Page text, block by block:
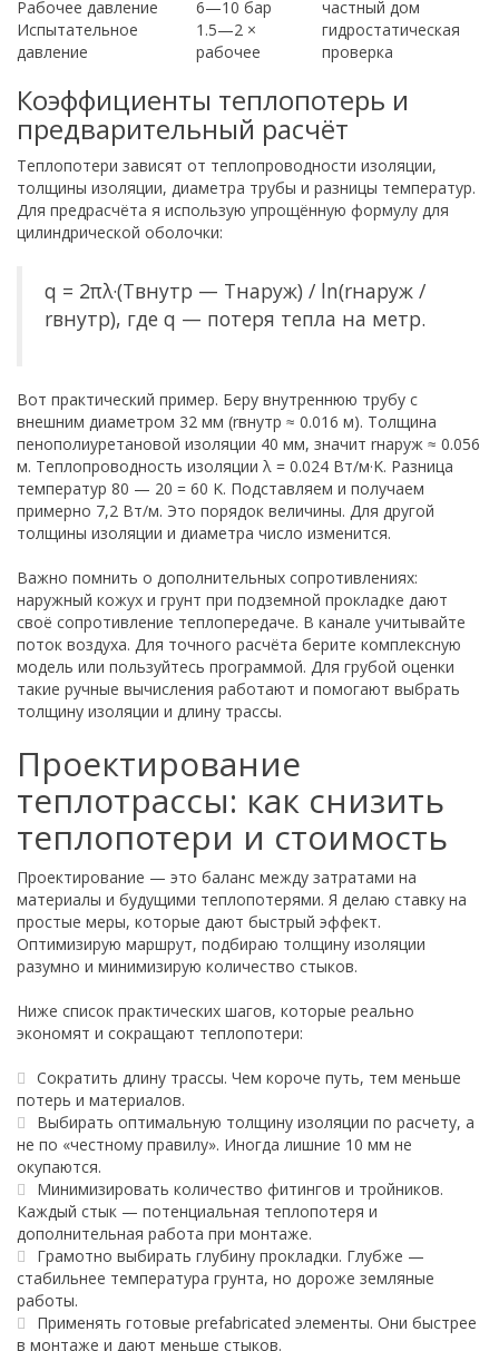
Рабочее давление
6—10 бар
частный дом
Испытательное
давление
1.5—2 ×
рабочее
гидростатическая
проверка
Коэффициенты теплопотерь и
предварительный расчёт
Теплопотери зависят от теплопроводности изоляции,
толщины изоляции, диаметра трубы и разницы температур.
Для предрасчёта я использую упрощённую формулу для
цилиндрической оболочки:
q = 2πλ·(Tвнутр — Tнаруж) / ln(rнаруж /
rвнутр), где q — потеря тепла на метр.
Вот практический пример. Беру внутреннюю трубу с
внешним диаметром 32 мм (rвнутр ≈ 0.016 м). Толщина
пенополиуретановой изоляции 40 мм, значит rнаруж ≈ 0.056
м. Теплопроводность изоляции λ = 0.024 Вт/м·K. Разница
температур 80 — 20 = 60 K. Подставляем и получаем
примерно 7,2 Вт/м. Это порядок величины. Для другой
толщины изоляции и диаметра число изменится.
Важно помнить о дополнительных сопротивлениях:
наружный кожух и грунт при подземной прокладке дают
своё сопротивление теплопередаче. В канале учитывайте
поток воздуха. Для точного расчёта берите комплексную
модель или пользуйтесь программой. Для грубой оценки
такие ручные вычисления работают и помогают выбрать
толщину изоляции и длину трассы.
Проектирование
теплотрассы: как снизить
теплопотери и стоимость
Проектирование — это баланс между затратами на
материалы и будущими теплопотерями. Я делаю ставку на
простые меры, которые дают быстрый эффект.
Оптимизирую маршрут, подбираю толщину изоляции
разумно и минимизирую количество стыков.
Ниже список практических шагов, которые реально
экономят и сокращают теплопотери:
Сократить длину трассы. Чем короче путь, тем меньше
потерь и материалов.
Выбирать оптимальную толщину изоляции по расчету, а
не по «честному правилу». Иногда лишние 10 мм не
окупаются.
Минимизировать количество фитингов и тройников.
Каждый стык — потенциальная теплопотеря и
дополнительная работа при монтаже.
Грамотно выбирать глубину прокладки. Глубже —
стабильнее температура грунта, но дороже земляные
работы.
Применять готовые prefabricated элементы. Они быстрее
в монтаже и дают меньше стыков.